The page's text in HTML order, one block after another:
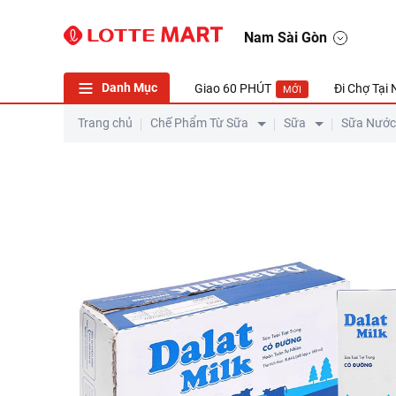
Nam Sài Gòn
Danh Mục Giao 60 PHÚT MỚI Đi Chợ Tại
Trang chủ Chế Phẩm Từ Sữa Sữa Sữa Nước